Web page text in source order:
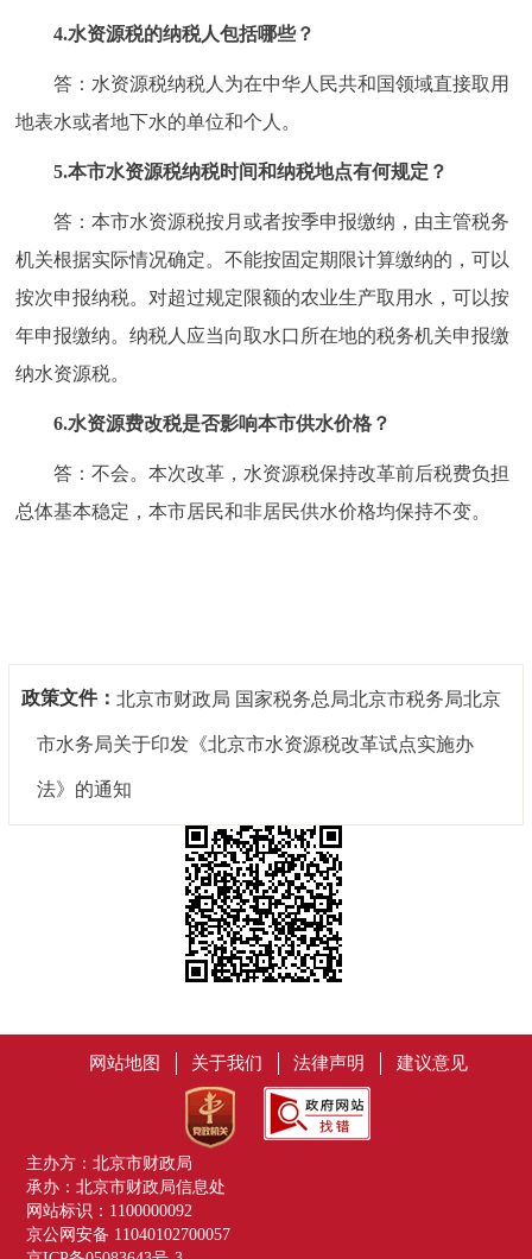
4.水资源税的纳税人包括哪些？
答：水资源税纳税人为在中华人民共和国领域直接取用
地表水或者地下水的单位和个人。
5.本市水资源税纳税时间和纳税地点有何规定？
答：本市水资源税按月或者按季申报缴纳，由主管税务
机关根据实际情况确定。不能按固定期限计算缴纳的，可以
按次申报纳税。对超过规定限额的农业生产取用水，可以按
年申报缴纳。纳税人应当向取水口所在地的税务机关申报缴
纳水资源税。
6.水资源费改税是否影响本市供水价格？
答：不会。本次改革，水资源税保持改革前后税费负担
总体基本稳定，本市居民和非居民供水价格均保持不变。
政策文件： 北京市财政局 国家税务总局北京市税务局北京
市水务局关于印发《北京市水资源税改革试点实施办
法》的通知
网站地图 关于我们 法律声明 建议意见
主办方：北京市财政局
承办：北京市财政局信息处
网站标识：1100000092
京公网安备 11040102700057